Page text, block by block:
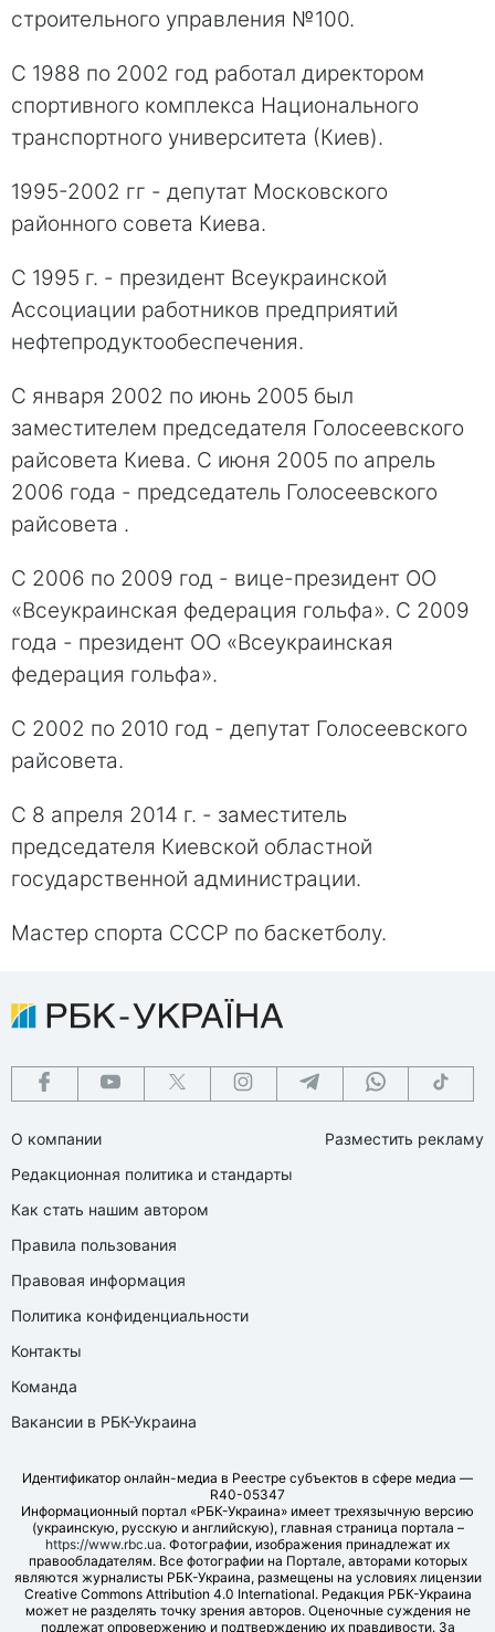
строительного управления №100.
С 1988 по 2002 год работал директором
спортивного комплекса Национального
транспортного университета (Киев).
1995-2002 гг - депутат Московского
районного совета Киева.
С 1995 г. - президент Всеукраинской
Ассоциации работников предприятий
нефтепродуктообеспечения.
С января 2002 по июнь 2005 был
заместителем председателя Голосеевского
райсовета Киева. С июня 2005 по апрель
2006 года - председатель Голосеевского
райсовета .
С 2006 по 2009 год - вице-президент ОО
«Всеукраинская федерация гольфа». С 2009
года - президент ОО «Всеукраинская
федерация гольфа».
С 2002 по 2010 год - депутат Голосеевского
райсовета.
С 8 апреля 2014 г. - заместитель
председателя Киевской областной
государственной администрации.
Мастер спорта СССР по баскетболу.
О компании
Редакционная политика и стандарты
Как стать нашим автором
Правила пользования
Правовая информация
Политика конфиденциальности
Контакты
Команда
Вакансии в РБК-Украина
Разместить рекламу
Идентификатор онлайн-медиа в Реестре субъектов в сфере медиа —
R40-05347
Информационный портал «РБК-Украина» имеет трехязычную версию
(украинскую, русскую и английскую), главная страница портала –
https://www.rbc.ua. Фотографии, изображения принадлежат их
правообладателям. Все фотографии на Портале, авторами которых
являются журналисты РБК-Украина, размещены на условиях лицензии
Creative Commons Attribution 4.0 International. Редакция РБК-Украина
может не разделять точку зрения авторов. Оценочные суждения не
подлежат опровержению и подтверждению их правдивости. За